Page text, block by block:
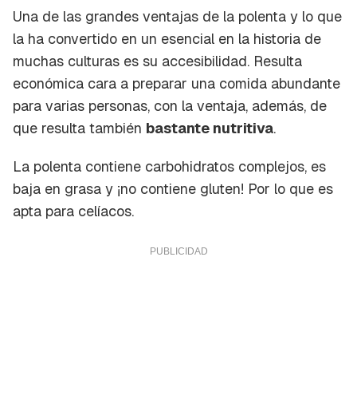
Una de las grandes ventajas de la polenta y lo que
la ha convertido en un esencial en la historia de
muchas culturas es su accesibilidad. Resulta
económica cara a preparar una comida abundante
para varias personas, con la ventaja, además, de
que resulta también bastante nutritiva.
La polenta contiene carbohidratos complejos, es
baja en grasa y ¡no contiene gluten! Por lo que es
apta para celíacos.